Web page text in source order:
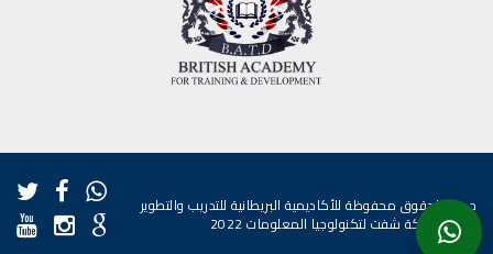
جميع الحقوق محفوظة للأكاديمية البريطانية للتدريب والتطوير
تطوير شركة شفت لتكنولوجيا المعلومات